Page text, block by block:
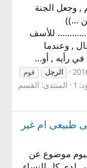
, وجعل الجنة
...))
للأسف
, وعندما
رأيه , أو...
الرجل
قوم
1 المنتدى: القسم
طبيعى ام غير
موضوع عن